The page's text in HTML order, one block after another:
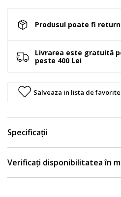
Produsul poate fi
Livrarea este gratuită
peste 400 Lei
Salveaza in lista de favorite
Specificații
Verificați disponibilitatea în